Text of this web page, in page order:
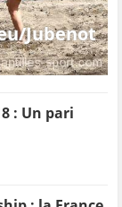
Jubenot
: Un pari